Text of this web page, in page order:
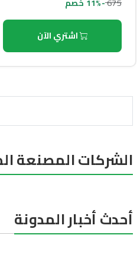
اشتري الآن
الشركات المصنعة
أحدث أخبار المدونة